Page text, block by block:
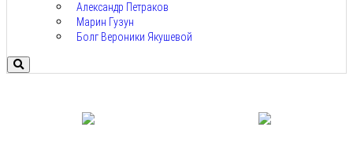
Александр Петраков
Марин Гузун
Болг Вероники Якушевой